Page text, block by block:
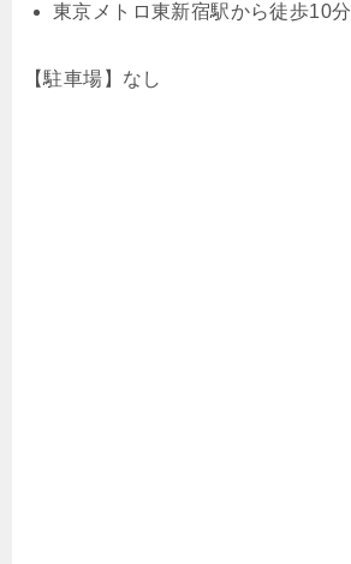
東京メトロ東新宿駅から徒歩10分
【駐車場】なし